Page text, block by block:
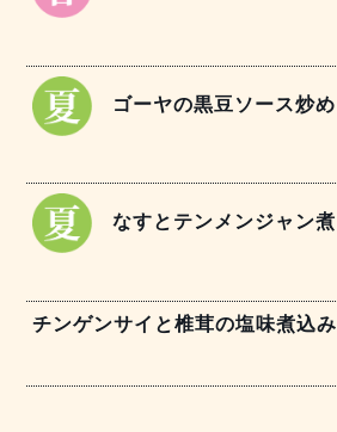
ゴーヤの黒豆ソース炒め
なすとテンメンジャン煮
チンゲンサイと椎茸の塩味煮込み